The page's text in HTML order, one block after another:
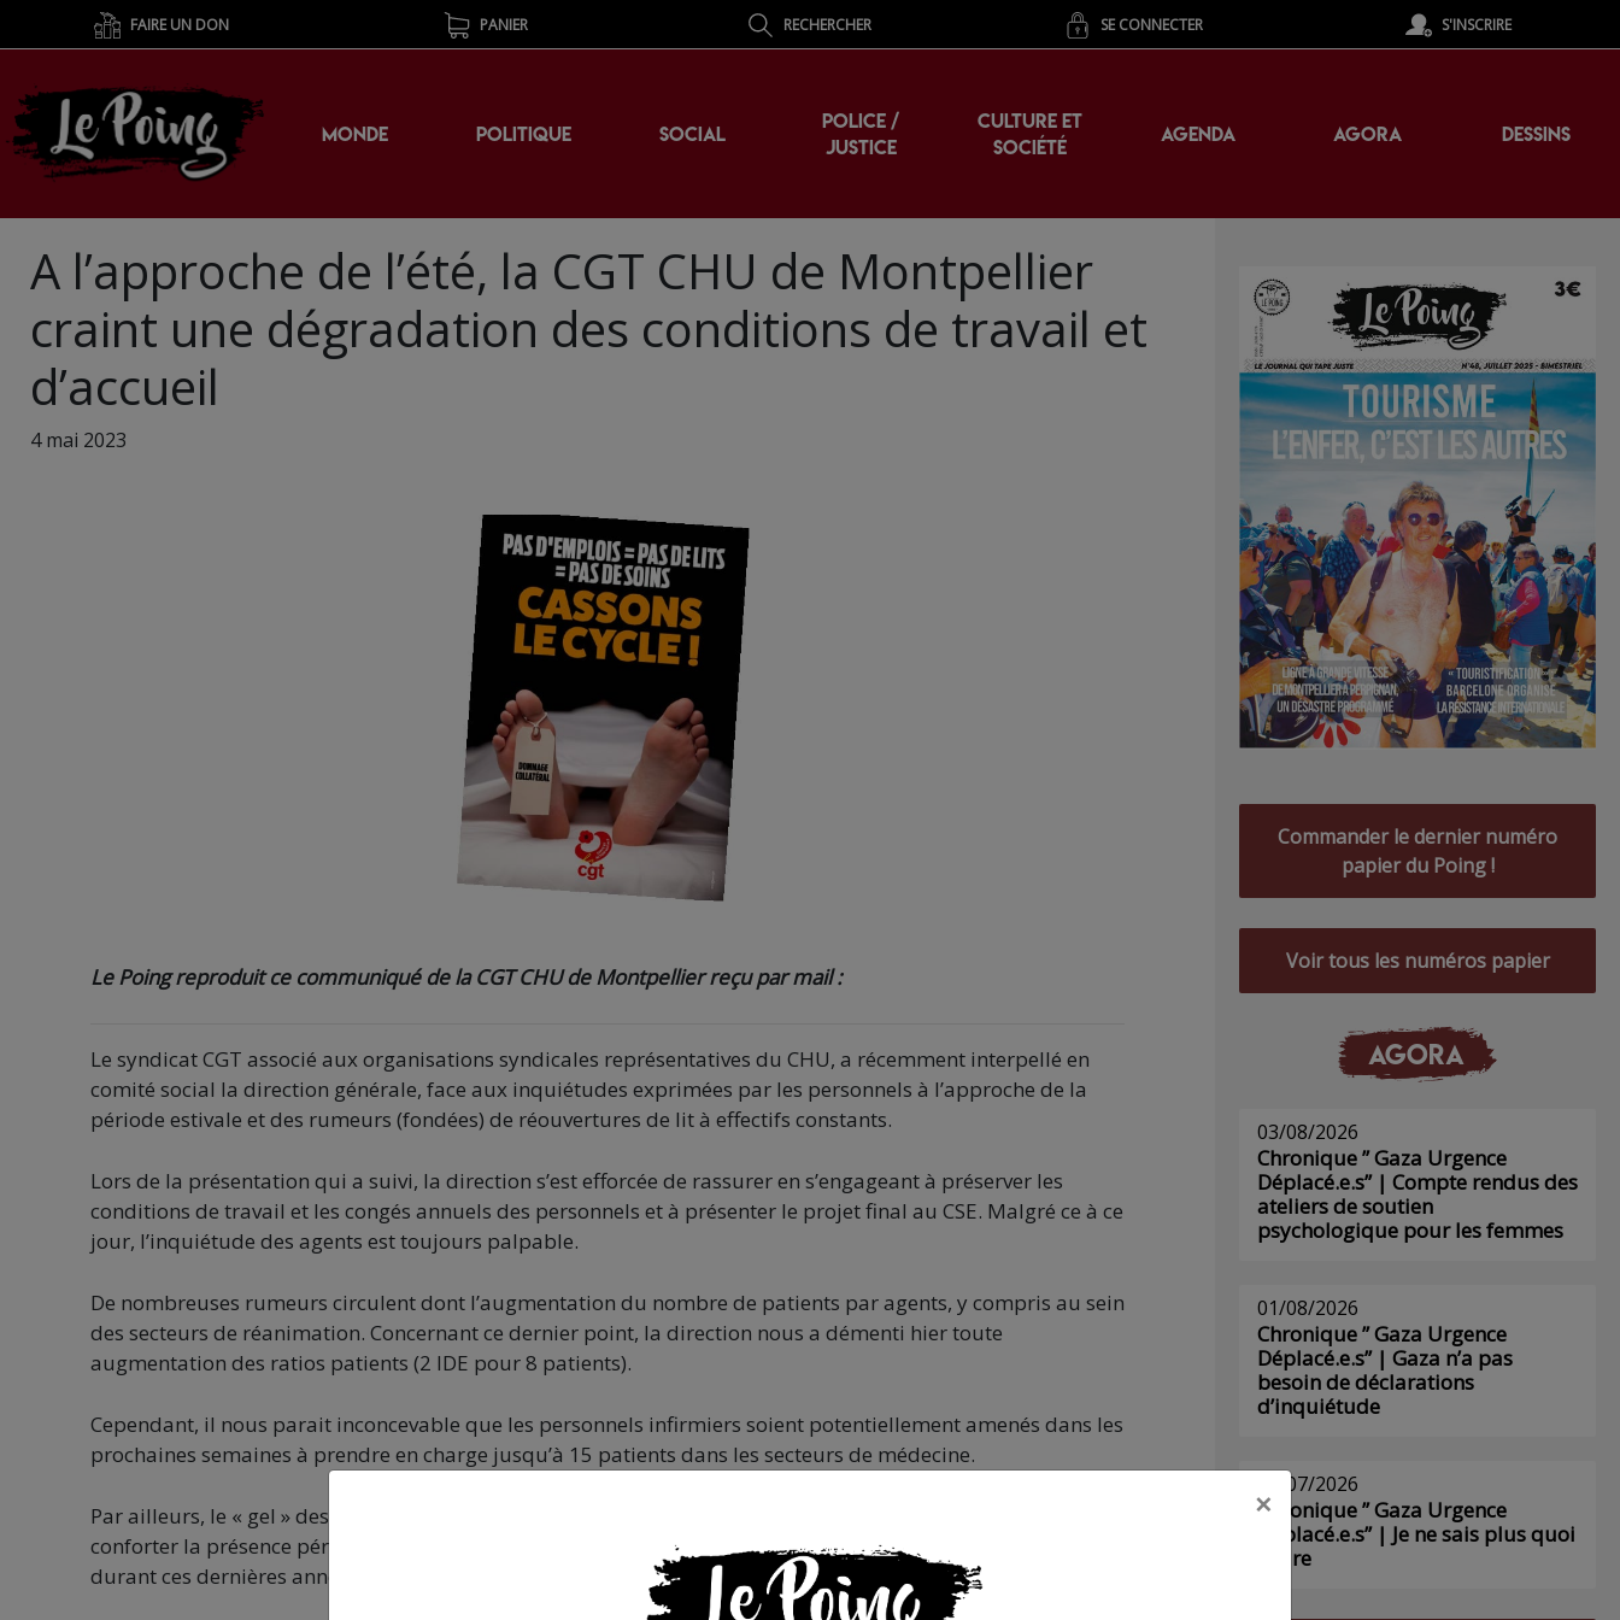
FAIRE UN DON PANIER RECHERCHER SE CONNECTER S'INSCRIRE
MONDE POLITIQUE SOCIAL
POLICE /
JUSTICE
CULTURE ET
SOCIÉTÉ
AGENDA AGORA DESSINS
A l’approche de l’été, la CGT CHU de Montpellier
craint une dégradation des conditions de travail et
d’accueil
4 mai 2023
Le Poing reproduit ce communiqué de la CGT CHU de Montpellier reçu par mail :
Le syndicat CGT associé aux organisations syndicales représentatives du CHU, a récemment interpellé en
comité social la direction générale, face aux inquiétudes exprimées par les personnels à l’approche de la
période estivale et des rumeurs (fondées) de réouvertures de lit à effectifs constants.
Lors de la présentation qui a suivi, la direction s’est efforcée de rassurer en s’engageant à préserver les
conditions de travail et les congés annuels des personnels et à présenter le projet final au CSE. Malgré ce à ce
jour, l’inquiétude des agents est toujours palpable.
De nombreuses rumeurs circulent dont l’augmentation du nombre de patients par agents, y compris au sein
des secteurs de réanimation. Concernant ce dernier point, la direction nous a démenti hier toute
augmentation des ratios patients (2 IDE pour 8 patients).
Cependant, il nous parait inconcevable que les personnels infirmiers soient potentiellement amenés dans les
prochaines semaines à prendre en charge jusqu’à 15 patients dans les secteurs de médecine.
Par ailleurs, le « gel » des mobilités qui va se prolonger durant la période estivale ne sera pas de nature à
conforter la présence pérenne de nos professionnels alors qu’ils ont déployé des efforts considérables
durant ces dernières années, crises sanitaires comprises.
Commander le dernier numéro
papier du Poing !
Voir tous les numéros papier
AGORA
03/08/2026
Chronique ” Gaza Urgence
Déplacé.e.s” | Compte rendus des
ateliers de soutien
psychologique pour les femmes
01/08/2026
Chronique ” Gaza Urgence
Déplacé.e.s” | Gaza n’a pas
besoin de déclarations
d’inquiétude
29/07/2026
Chronique ” Gaza Urgence
Déplacé.e.s” | Je ne sais plus quoi
écrire
×